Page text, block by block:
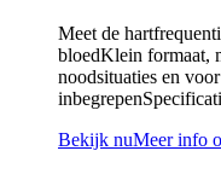
Meet de
bloedKlein formaat,
noodsituaties en
Bekijk nuMeer info